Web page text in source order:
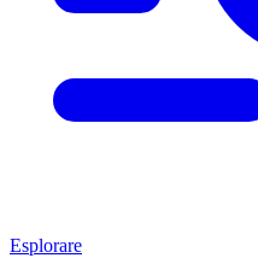
Esplorare